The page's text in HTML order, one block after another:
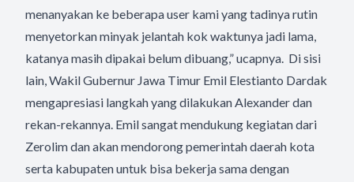
menanyakan ke beberapa user kami yang tadinya rutin
menyetorkan minyak jelantah kok waktunya jadi lama,
katanya masih dipakai belum dibuang,” ucapnya. Di sisi
lain, Wakil Gubernur Jawa Timur Emil Elestianto Dardak
mengapresiasi langkah yang dilakukan Alexander dan
rekan-rekannya. Emil sangat mendukung kegiatan dari
Zerolim dan akan mendorong pemerintah daerah kota
serta kabupaten untuk bisa bekerja sama dengan